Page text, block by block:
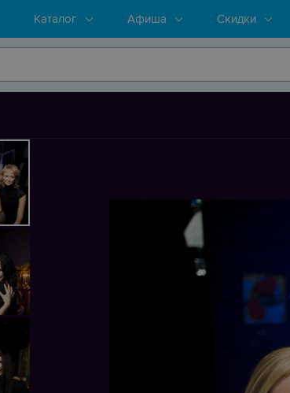
Каталог Афиша Скидки